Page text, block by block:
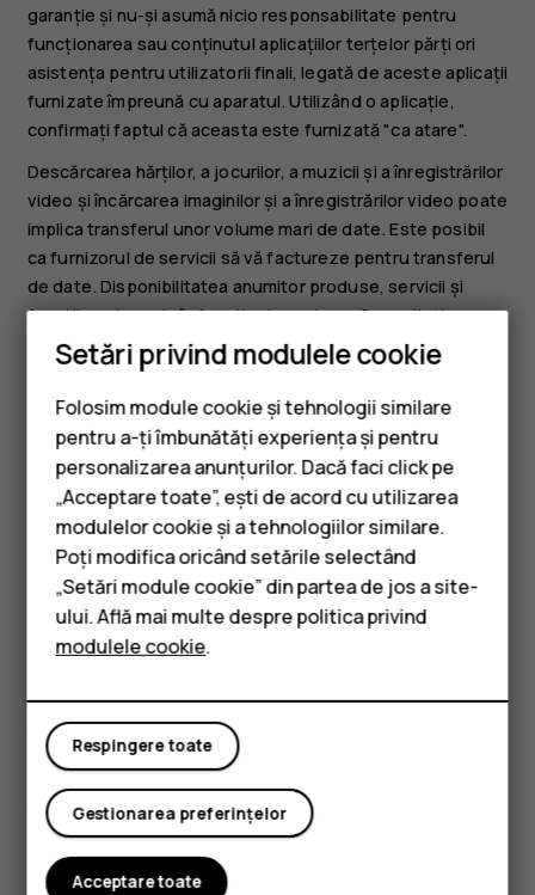
Smartphone-uri
Telefoane clasice
Accesorii
Tablete
garanție și nu-și asumă nicio responsabilitate pentru
funcționarea sau conținutul aplicațiilor terțelor părți ori
asistența pentru utilizatorii finali, legată de aceste aplicații
furnizate împreună cu aparatul. Utilizând o aplicație,
confirmați faptul că aceasta este furnizată "ca atare".
Descărcarea hărților, a jocurilor, a muzicii și a înregistrărilor
video și încărcarea imaginilor și a înregistrărilor video poate
implica transferul unor volume mari de date. Este posibil
ca furnizorul de servicii să vă factureze pentru transferul
de date. Disponibilitatea anumitor produse, servicii și
funcții poate varia în funcție de regiune. Consultați
furnizorul local pentru detalii suplimentare despre
disponibilitatea opțiunilor de limbă.
Anumite caracteristici, funcționalități și specificații ale
produsului pot fi dependente de rețea și se pot supune
unor termeni, condiții și taxe suplimentare.
Toate specificațiile, caracteristicile și alte informații
despre produs pot fi modificate fără notificare prealabilă.
Politica de confidențialitate HMD Global, disponibilă la
adresahttp://www.hmd.com/privacy, se aplică pentru
utilizarea dispozitivului de către dvs.
pentru telefoane și tablete. Nokia este marcă comercială
înregistrată a Nokia Corporation.
înregistrare ale Google LLC.
Marca verbală și siglele Bluetooth sunt deținute de
Bluetooth SIG, Inc. și orice utilizare a acestor mărci de
Setări privind modulele cookie
Folosim module cookie și tehnologii similare
pentru a-ți îmbunătăți experiența și pentru
personalizarea anunțurilor. Dacă faci click pe
„Acceptare toate”, ești de acord cu utilizarea
modulelor cookie și a tehnologiilor similare.
Poți modifica oricând setările selectând
„Setări module cookie” din partea de jos a site-
ului. Află mai multe despre politica privind
modulele cookie.
Respingere toate
Gestionarea preferințelor
Acceptare toate